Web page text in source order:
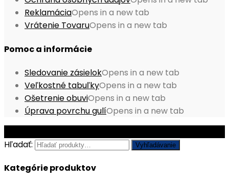
ReklamáciaOpens in a new tab
Vrátenie TovaruOpens in a new tab
Pomoc a informácie
Sledovanie zásielokOpens in a new tab
Veľkostné tabuľkyOpens in a new tab
Ošetrenie obuviOpens in a new tab
Úprava povrchu gulíOpens in a new tab
Hľadať:
Vyhľadávanie
Kategórie produktov